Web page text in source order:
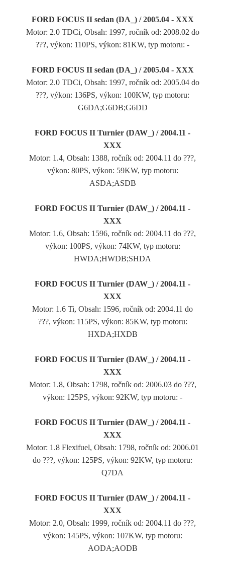
FORD FOCUS II sedan (DA_) / 2005.04 - XXX
Motor: 2.0 TDCi, Obsah: 1997, ročník od: 2008.02 do
???, výkon: 110PS, výkon: 81KW, typ motoru: -
FORD FOCUS II sedan (DA_) / 2005.04 - XXX
Motor: 2.0 TDCi, Obsah: 1997, ročník od: 2005.04 do
???, výkon: 136PS, výkon: 100KW, typ motoru:
G6DA;G6DB;G6DD
FORD FOCUS II Turnier (DAW_) / 2004.11 -
XXX
Motor: 1.4, Obsah: 1388, ročník od: 2004.11 do ???,
výkon: 80PS, výkon: 59KW, typ motoru:
ASDA;ASDB
FORD FOCUS II Turnier (DAW_) / 2004.11 -
XXX
Motor: 1.6, Obsah: 1596, ročník od: 2004.11 do ???,
výkon: 100PS, výkon: 74KW, typ motoru:
HWDA;HWDB;SHDA
FORD FOCUS II Turnier (DAW_) / 2004.11 -
XXX
Motor: 1.6 Ti, Obsah: 1596, ročník od: 2004.11 do
???, výkon: 115PS, výkon: 85KW, typ motoru:
HXDA;HXDB
FORD FOCUS II Turnier (DAW_) / 2004.11 -
XXX
Motor: 1.8, Obsah: 1798, ročník od: 2006.03 do ???,
výkon: 125PS, výkon: 92KW, typ motoru: -
FORD FOCUS II Turnier (DAW_) / 2004.11 -
XXX
Motor: 1.8 Flexifuel, Obsah: 1798, ročník od: 2006.01
do ???, výkon: 125PS, výkon: 92KW, typ motoru:
Q7DA
FORD FOCUS II Turnier (DAW_) / 2004.11 -
XXX
Motor: 2.0, Obsah: 1999, ročník od: 2004.11 do ???,
výkon: 145PS, výkon: 107KW, typ motoru:
AODA;AODB